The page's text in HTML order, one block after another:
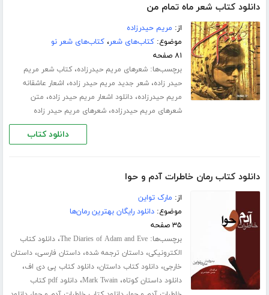
دانلود کتاب شعر ماه تمام من
از: مریم حیدرزاده
موضوع:کتاب‌های شعر،کتاب‌های شعر نو
۸۱ صفحه
برچسب‌ها:شعرهای مریم حیدرزاده،کتاب شعر مریم
حیدر زاده،شعر جدید مریم حیدر زاده، اشعار عاشقانه
مریم حیدرزاده،دانلود اشعار مریم حیدر زاده، متن
شعرهای مریم حیدرزاده،شعرهای مریم حیدر زاده
دانلود کتاب
دانلود کتاب رمان خاطرات آدم و حوا
از: مارک تواین
موضوع:دانلود رایگان بهترین رمان‌ها
۳۵ صفحه
برچسب‌ها:The Diaries of Adam and Eve،دانلود کتاب
الکترونیکی،داستان ترجمه شده،داستان فارسی،داستان
خارجی،دانلود کتاب داستان،دانلود کتاب پی دی اف،
دانلود داستان کوتاه،Mark Twain،
دانلود pdf کتاب